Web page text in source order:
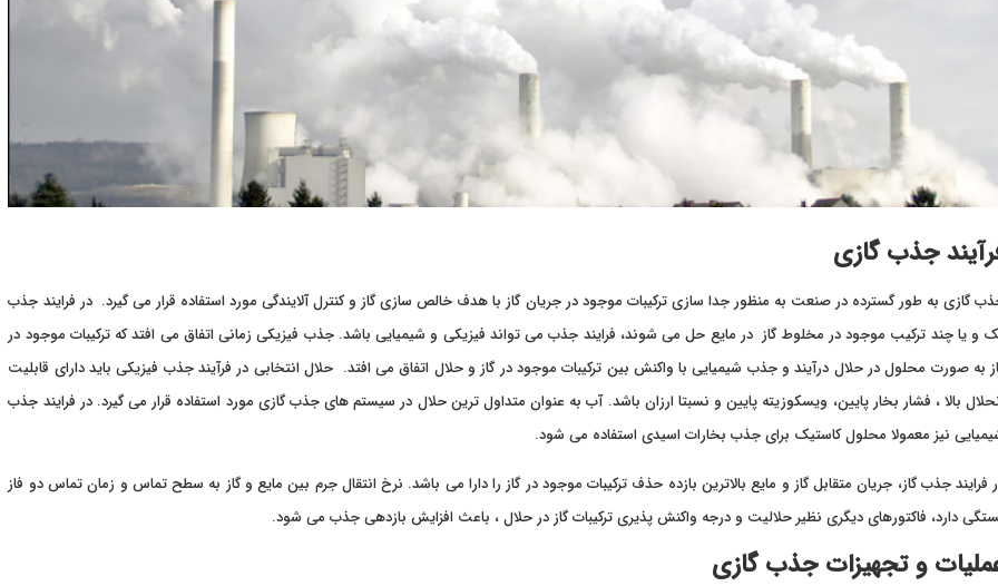
جذب گازی
گازی به طور گسترده در صنعت به منظور جدا سازی ترکیبات موجود در جریان گاز با هدف خالص سازی گاز و کنترل آلایندگی مورد استفاده قرار می گیرد. در فرایند جذب
و یا چند ترکیب موجود در مخلوط گاز در مایع حل می شوند، فرایند جذب می تواند فیزیکی و شیمیایی باشد. جذب فیزیکی زمانی اتفاق می افتد که ترکیبات موجود در
به صورت محلول در حلال درآیند و جذب شیمیایی با واکنش بین ترکیبات موجود در گاز و حلال اتفاق می افتد. حلال انتخابی در فرآیند جذب فیزیکی باید دارای قابلیت
بالا ، فشار بخار پایین، ویسکوزیته پایین و نسبتا ارزان باشد. آب به عنوان متداول ترین حلال در سیستم های جذب گازی مورد استفاده قرار می گیرد. در فرایند جذب
نیز معمولا محلول کاستیک برای جذب بخارات اسیدی استفاده می شود.
فرایند جذب گاز، جریان متقابل گاز و مایع بالاترین بازده حذف ترکیبات موجود در گاز را دارا می باشد. نرخ انتقال جرم بین مایع و گاز به سطح تماس و زمان تماس دو فاز
دارد، فاکتورهای دیگری نظیر حلالیت و درجه واکنش پذیری ترکیبات گاز در حلال ، باعث افزایش بازدهی جذب می شود.
و تجهیزات جذب گازی